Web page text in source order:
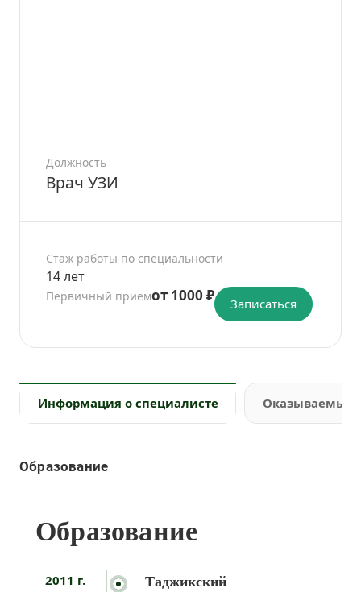
Должность
Врач УЗИ
Стаж работы по специальности
14 лет
Первичный приёмот 1000 ₽ Записаться
Информация о специалисте Оказываемые
Образование
Образование
2011 г.
Таджикский